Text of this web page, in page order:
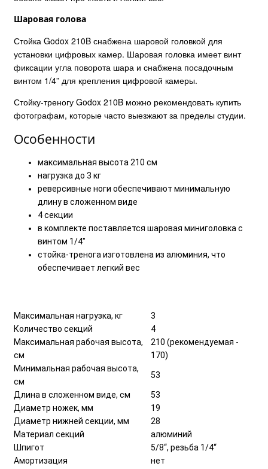
Шаровая голова
Стойка Godox 210B снабжена шаровой головкой для
установки цифровых камер. Шаровая головка имеет винт
фиксации угла поворота шара и снабжена посадочным
винтом 1/4” для крепления цифровой камеры.
Стойку-треногу Godox 210B можно рекомендовать купить
фотографам, которые часто выезжают за пределы студии.
Особенности
максимальная высота 210 см
нагрузка до 3 кг
реверсивные ноги обеспечивают минимальную
длину в сложенном виде
4 секции
в комплекте поставляется шаровая миниголовка с
винтом 1/4"
стойка-тренога изготовлена из алюминия, что
обеспечивает легкий вес
Максимальная нагрузка, кг
3
Количество секций
4
Максимальная рабочая высота,
см
210 (рекомендуемая -
170)
Минимальная рабочая высота,
см
53
Длина в сложенном виде, см
53
Диаметр ножек, мм
19
Диаметр нижней секции, мм
28
Материал секций
алюминий
Шпигот
5/8“, резьба 1/4“
Амортизация
нет